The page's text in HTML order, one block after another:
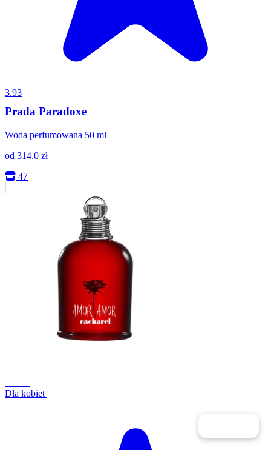
3.93
Prada Paradoxe
Woda perfumowana 50 ml
od 314.0 zł
47
Dla kobiet |